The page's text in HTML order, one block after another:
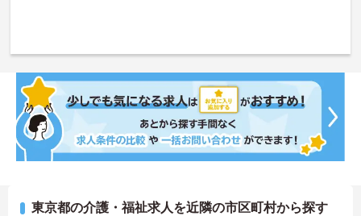
東京都の介護・福祉求人を近隣の市区町村から探す